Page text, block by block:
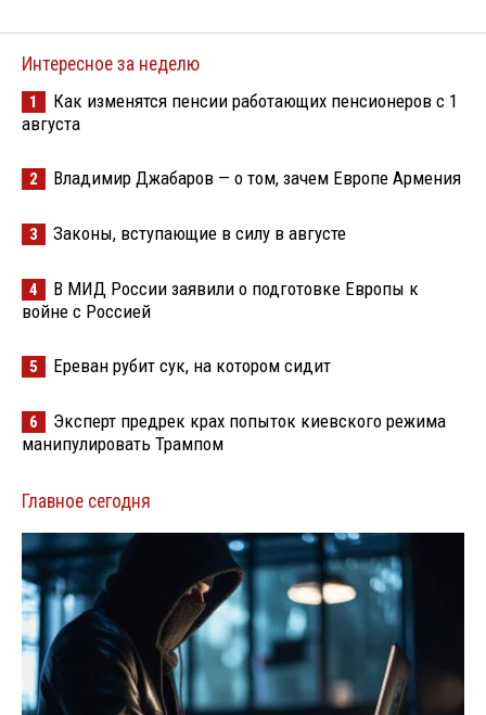
Интересное за неделю
1
Как изменятся пенсии работающих пенсионеров с 1
августа
2 Владимир Джабаров — о том, зачем Европе Армения
3 Законы, вступающие в силу в августе
4
В МИД России заявили о подготовке Европы к
войне с Россией
5 Ереван рубит сук, на котором сидит
6
Эксперт предрек крах попыток киевского режима
манипулировать Трампом
Главное сегодня